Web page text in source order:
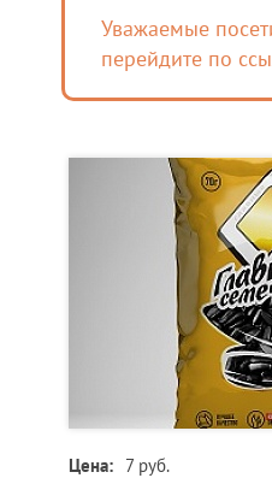
Уважаемые
перейдите по
Цена: 7 руб.